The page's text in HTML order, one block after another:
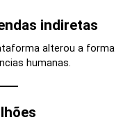
indiretas
alterou a forma
humanas.